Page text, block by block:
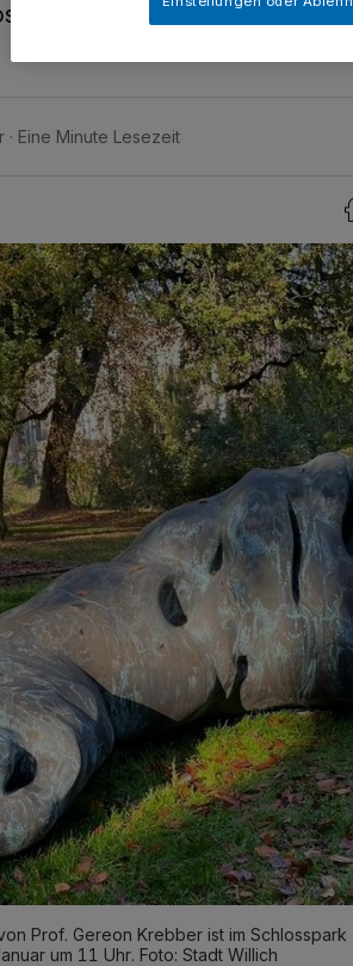
Neersen.
Eine Minute Lesezeit
Prof. Gereon Krebber ist im
um 11 Uhr. Foto: Stadt Willich